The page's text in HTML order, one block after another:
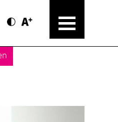
Contrast modus
Text vergroten